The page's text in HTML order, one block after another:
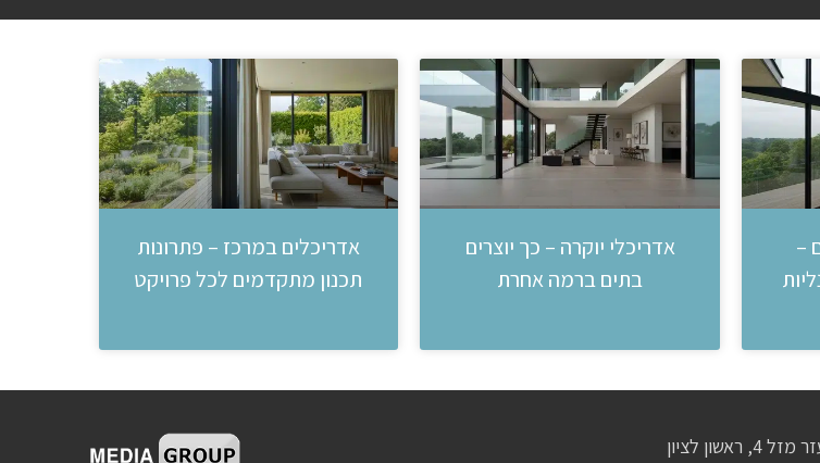
–
אדריכלי יוקרה – כך יוצרים
בתים ברמה אחרת
אדריכלים במרכז – פתרונות
תכנון מתקדמים לכל פרויקט
4, ראשון לציון